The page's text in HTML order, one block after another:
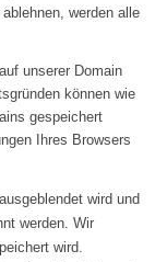
werden alle
unserer Domain
können wie
gespeichert
Ihres Browsers
wird und
werden. Wir
wird.